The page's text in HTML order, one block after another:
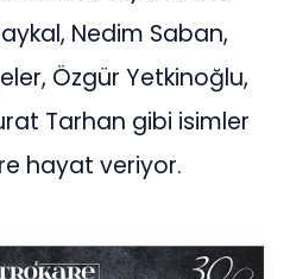
Nedim Saban,
Özgür Yetkinoğlu,
Tarhan gibi isimler
hayat veriyor.